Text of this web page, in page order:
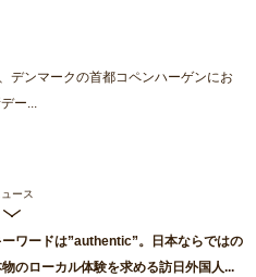
デンマークの首都コペンハーゲンにお
ー...
ュース
ーワードは”authentic”。日本ならではの
のローカル体験を求める訪日外国人...